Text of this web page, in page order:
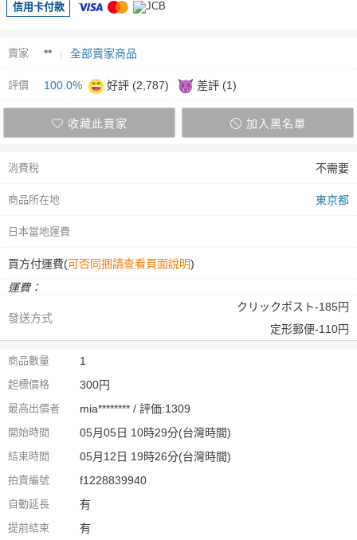
信用卡付款
賣家 ** 全部賣家商品
評價 100.0% 好評 (2,787) 差評 (1)
收藏此賣家 加入黑名單
消費稅 不需要
商品所在地 東京都
日本當地運費
買方付運費(可否同捆請查看頁面說明)
運費：
發送方式
クリックポスト-185円
定形郵便-110円
商品數量 1
起標價格 300円
最高出價者 mia******** / 評価:1309
開始時間 05月05日 10時29分(台灣時間)
結束時間 05月12日 19時26分(台灣時間)
拍賣編號 f1228839940
自動延長 有
提前結束 有